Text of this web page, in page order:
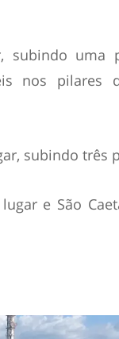
subindo uma
nos pilares
subindo três
e São